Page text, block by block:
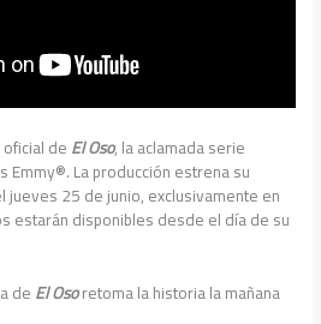
deEl Oso, la aclamada serie
La producción estrena su
jueves 25 de junio, exclusivamente en
estarán disponibles desde el día de su
deEl Osoretoma la historia la mañana